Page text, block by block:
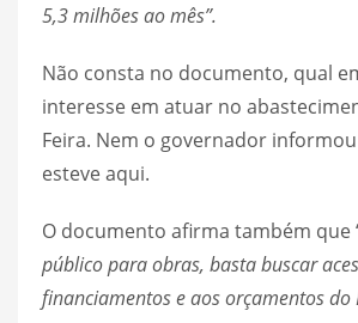
5,3 milhões ao mês”.
Não consta no documento, qual
interesse em atuar no
Feira. Nem o governador
esteve aqui.
O documento afirma também que
público para obras, basta buscar
financiamentos e aos orçamentos do